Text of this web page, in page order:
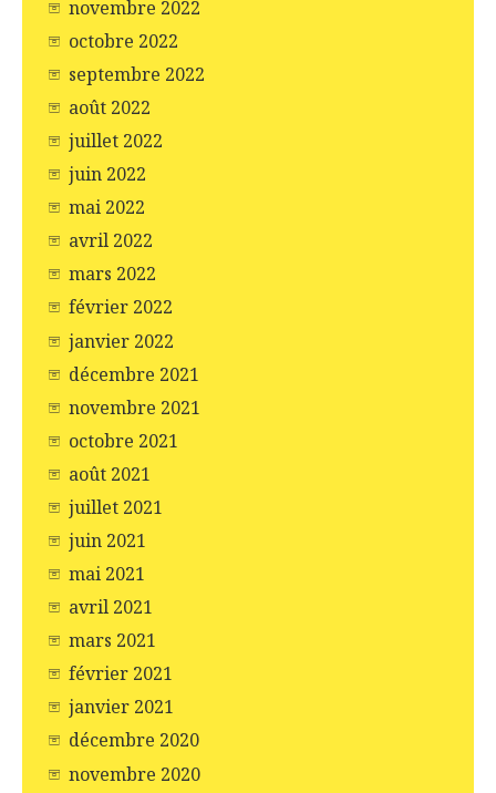
novembre 2022
octobre 2022
septembre 2022
août 2022
juillet 2022
juin 2022
mai 2022
avril 2022
mars 2022
février 2022
janvier 2022
décembre 2021
novembre 2021
octobre 2021
août 2021
juillet 2021
juin 2021
mai 2021
avril 2021
mars 2021
février 2021
janvier 2021
décembre 2020
novembre 2020